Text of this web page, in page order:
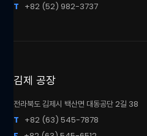
T +82 (52) 982-3737
김제 공장
전라북도 김제시 백산면 대동공단 2길 38
T +82 (63) 545-7878